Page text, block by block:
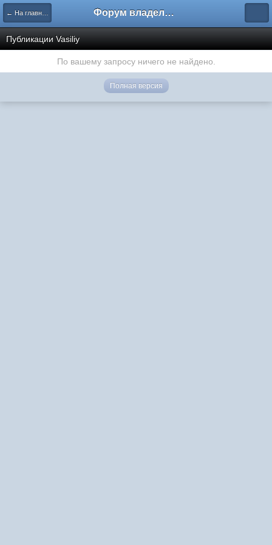
← На главную Форум владельцев интернет-магазинов
Публикации Vasiliy
По вашему запросу ничего не найдено.
Полная версия